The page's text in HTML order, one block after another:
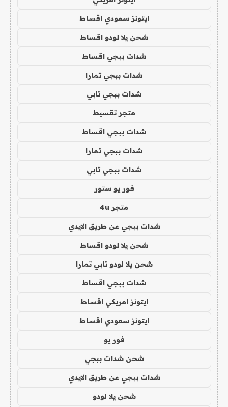
ايتونز سعودي اقساط
شحن يلا لودو اقساط
شدات ببجي اقساط
شدات ببجي تمارا
شدات ببجي تابي
متجر تقسيط
شدات ببجي اقساط
شدات ببجي تمارا
شدات ببجي تابي
فور يو ستور
متجر 4u
شدات ببجي عن طريق الايدي
شحن يلا لودو اقساط
شحن يلا لودو تابي تمارا
شدات ببجي اقساط
ايتونز امريكي اقساط
ايتونز سعودي اقساط
فور يو
شحن شدات ببجي
شدات ببجي عن طريق الايدي
شحن يلا لودو